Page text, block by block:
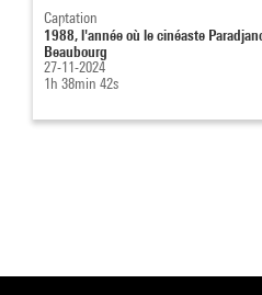
Captation
1988, l'année où le cinéaste
Beaubourg
27-11-2024
1h 38min 42s